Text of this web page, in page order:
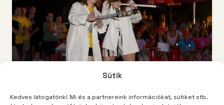
Sütik
Kedves látogatónk! Mi és a partnereink információkat, sütiket stb.